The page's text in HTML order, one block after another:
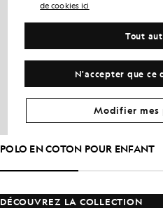
POLO EN COTON POUR ENFANT
DÉCOUVREZ LA COLLECTION
de cookies ici
N'accepter que ce
Tout
Modifier mes